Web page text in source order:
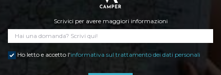
Scrivici per avere maggiori informazioni
Ho letto e accetto l'informativa sul trattamento dei dati personali